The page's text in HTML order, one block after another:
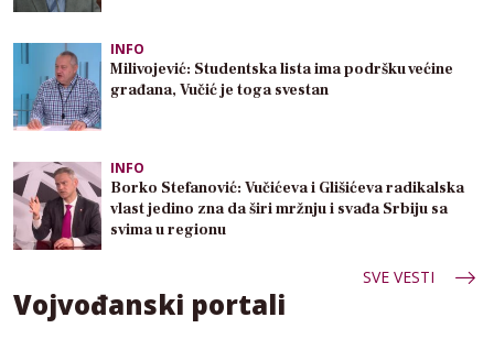
INFO
Milivojević: Studentska lista ima podršku većine
građana, Vučić je toga svestan
INFO
Borko Stefanović: Vučićeva i Glišićeva radikalska
vlast jedino zna da širi mržnju i svađa Srbiju sa
svima u regionu
SVE VESTI
Vojvođanski portali